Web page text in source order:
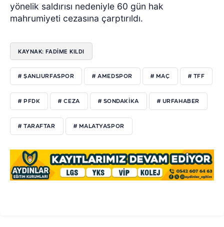
yönelik saldırısı nedeniyle 60 gün hak
mahrumiyeti cezasına çarptırıldı.
KAYNAK: FADIME KILDI
# ŞANLIURFASPOR # AMEDSPOR # MAÇ # TFF
# PFDK # CEZA # SONDAKIKA # URFAHABER
# TARAFTAR # MALATYASPOR